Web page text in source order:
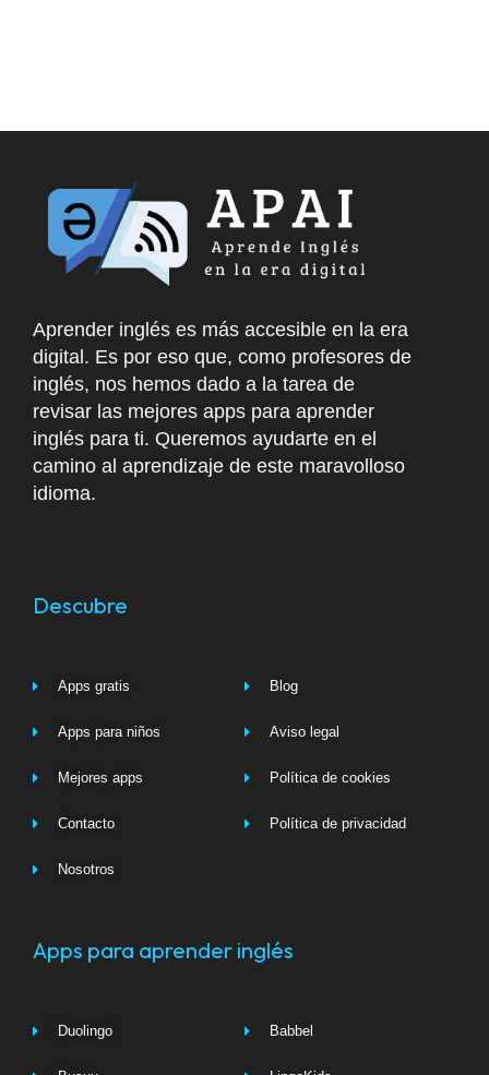
Aprender inglés es más accesible en la era
digital. Es por eso que, como profesores de
inglés, nos hemos dado a la tarea de
revisar las mejores apps para aprender
inglés para ti. Queremos ayudarte en el
camino al aprendizaje de este maravolloso
idioma.
Descubre
Apps gratis
Apps para niños
Mejores apps
Contacto
Nosotros
Blog
Aviso legal
Política de cookies
Política de privacidad
Apps para aprender inglés
Duolingo Babbel